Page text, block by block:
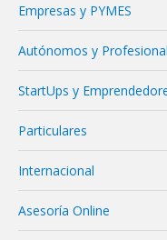
Empresas y PYMES
Autónomos y
StartUps y
Particulares
Internacional
Asesoría Online